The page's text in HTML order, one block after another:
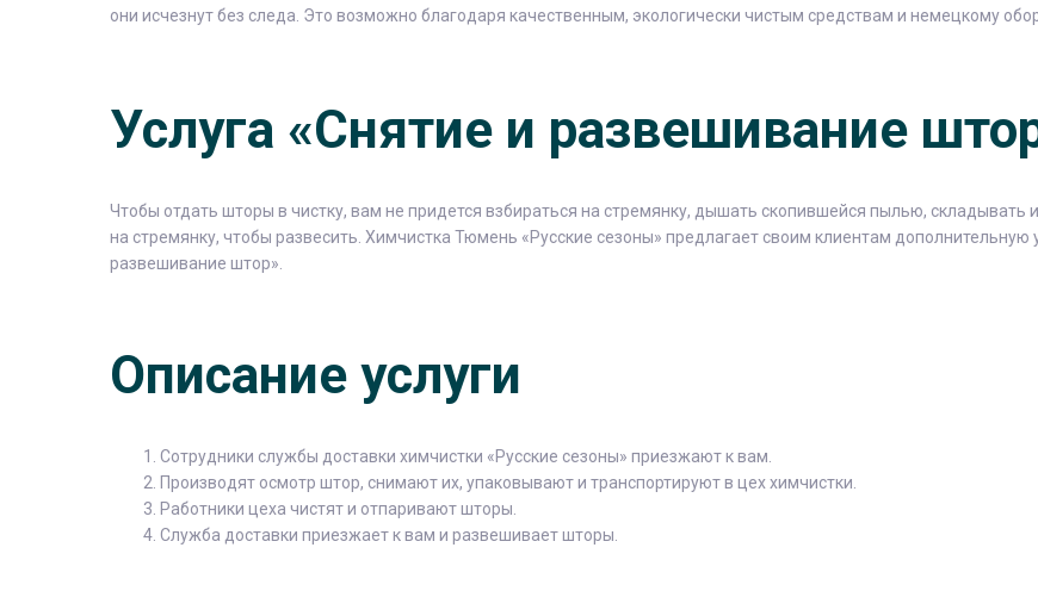
они исчезнут без следа. Это возможно благодаря качественным, экологически чистым средствам и немецкому
Услуга «Снятие и развешивание
Чтобы отдать шторы в чистку, вам не придется взбираться на стремянку, дышать скопившейся пылью, складывать
на стремянку, чтобы развесить. Химчистка Тюмень «Русские сезоны» предлагает своим клиентам дополнительную
развешивание штор».
Описание услуги
Сотрудники службы доставки химчистки «Русские сезоны» приезжают к вам.
Производят осмотр штор, снимают их, упаковывают и транспортируют в цех химчистки.
Работники цеха чистят и отпаривают шторы.
Служба доставки приезжает к вам и развешивает шторы.